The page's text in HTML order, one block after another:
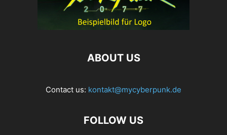
ABOUT US
Contact us: kontakt@mycyberpunk.de
FOLLOW US